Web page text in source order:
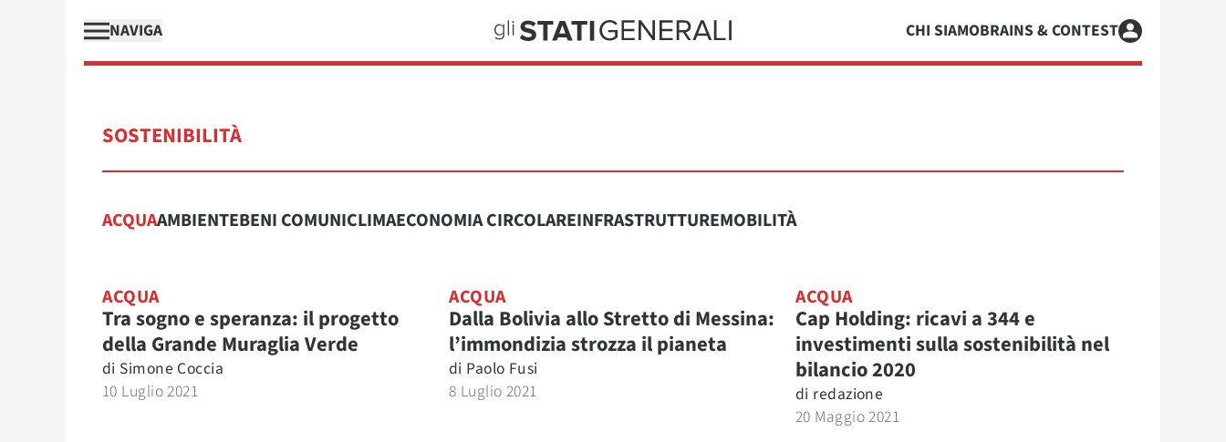
NAVIGA CHI SIAMOBRAINS & CONTEST
SOSTENIBILITÀ
ACQUAAMBIENTEBENI COMUNICLIMAECONOMIA CIRCOLAREINFRASTRUTTUREMOBILITÀ
ACQUA
Tra sogno e speranza: il progetto
della Grande Muraglia Verde
di Simone Coccia
10 Luglio 2021
ACQUA
Dalla Bolivia allo Stretto di Messina:
l’immondizia strozza il pianeta
di Paolo Fusi
8 Luglio 2021
ACQUA
Cap Holding: ricavi a 344 e
investimenti sulla sostenibilità nel
bilancio 2020
di redazione
20 Maggio 2021